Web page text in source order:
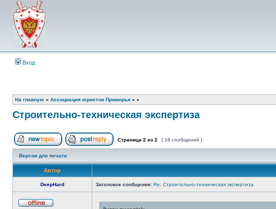
Вход
На главную » Ассоциация юристов Приморья » »
Строительно-техническая экспертиза
Начать новую тему Ответить на тему
Страница 2 из 2 [ 16 сообщений ]
Версия для печати
Автор
DeepHard Заголовок сообщения: Re: Строительно-техническая экспертиза